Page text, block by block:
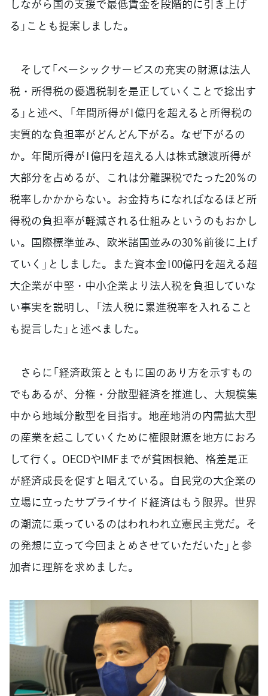
しながら国の支援で最低賃金を段階的に引き上げ
る」ことも提案しました。
そして「ベーシックサービスの充実の財源は法人
税・所得税の優遇税制を是正していくことで捻出す
る」と述べ、「年間所得が1億円を超えると所得税の
実質的な負担率がどんどん下がる。なぜ下がるの
か。年間所得が1億円を超える人は株式譲渡所得が
大部分を占めるが、これは分離課税でたった20％の
税率しかかからない。お金持ちになればなるほど所
得税の負担率が軽減される仕組みというのもおかし
い。国際標準並み、欧米諸国並みの30％前後に上げ
ていく」としました。また資本金100億円を超える超
大企業が中堅・中小企業より法人税を負担していな
い事実を説明し、「法人税に累進税率を入れること
も提言した」と述べました。
さらに「経済政策とともに国のあり方を示すもの
でもあるが、分権・分散型経済を推進し、大規模集
中から地域分散型を目指す。地産地消の内需拡大型
の産業を起こしていくために権限財源を地方におろ
して行く。OECDやIMFまでが貧困根絶、格差是正
が経済成長を促すと唱えている。自民党の大企業の
立場に立ったサプライサイド経済はもう限界。世界
の潮流に乗っているのはわれわれ立憲民主党だ。そ
の発想に立って今回まとめさせていただいた」と参
加者に理解を求めました。